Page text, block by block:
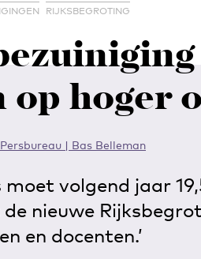
RIJKSBEGROTING
hoger
| Bas Belleman
volgend jaar
nieuwe
en docenten.’